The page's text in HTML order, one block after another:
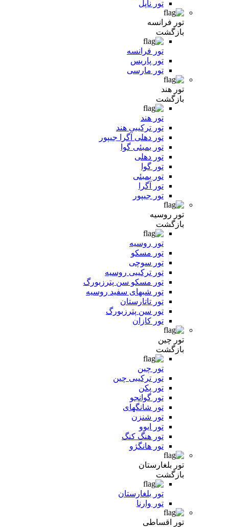
تور ناپل
تور فرانسه
بازگشت
تور فرانسه
تور پاریس
تور مارسی
تور هند
بازگشت
تور هند
تور ترکیبی هند
تور دهلی آگرا جیپور
تور بمبئی گوا
تور دهلی
تور گوا
تور بمبئی
تور آگرا
تور جیپور
تور روسیه
بازگشت
تور روسیه
تور مسکو
تور سوچی
تور ترکیبی روسیه
تور مسکو سن پترزبورگ
تور شبهای سفید روسیه
تور تاتارستان
تور سن پترزبورگ
تور کازان
تور چین
بازگشت
تور چین
تور ترکیبی چین
تور پکن
تور گوانجو
تور شانگهای
تور شنزن
تور ایوو
تور هنگ کنگ
تور هانگژو
تور بلغارستان
بازگشت
تور بلغارستان
تور وارنا
تور اقساطی